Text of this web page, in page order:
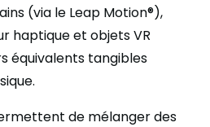
(via le Leap Motion®),
haptique et objets VR
équivalents tangibles
de mélanger des